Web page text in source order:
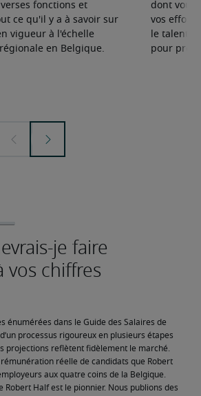
fonctions et
ce qu'il y a à savoir sur
vigueur à l'échelle
en Belgique.
dont vous
vos
le talent
pour
énumérées dans le Guide des Salaires de
processus rigoureux en plusieurs étapes
projections reflètent fidèlement le marché.
rémunération réelle de candidats que Robert
aux quatre coins de la Belgique.
Robert Half est le pionnier. Nous publions des